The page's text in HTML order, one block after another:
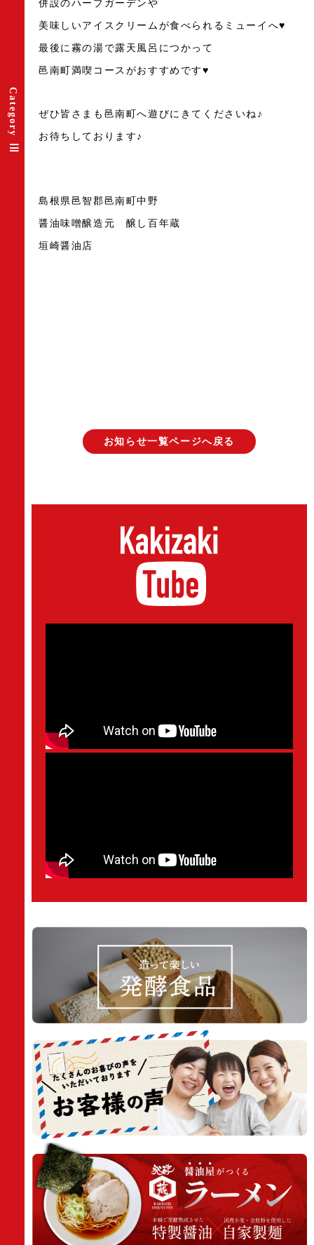
Category
併設のハーブガーデンや
美味しいアイスクリームが食べられるミューイへ♥
最後に霧の湯で露天風呂につかって
邑南町満喫コースがおすすめです♥
ぜひ皆さまも邑南町へ遊びにきてくださいね♪
お待ちしております♪
島根県邑智郡邑南町中野
醤油味噌醸造元 醸し百年蔵
垣崎醤油店
お知らせ一覧ページへ戻る